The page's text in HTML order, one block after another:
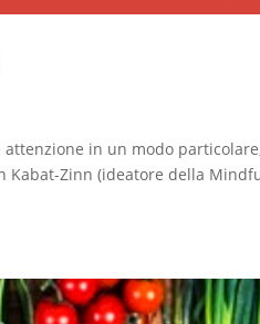
in un modo
Kabat-Zinn (ideatore della